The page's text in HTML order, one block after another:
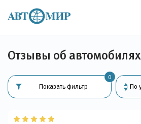
Отзывы об автомобилях
0
Показать фильтр